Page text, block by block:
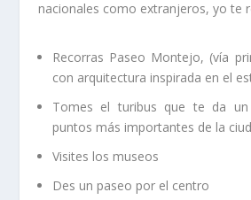
nacionales como extranjeros, yo te
Recorras Paseo Montejo, (vía
con arquitectura inspirada en el
Tomes el turibus que te da
puntos más importantes de la
Visites los museos
Des un paseo por el centro